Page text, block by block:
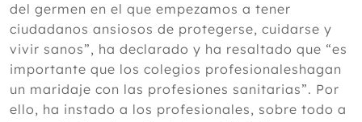
del germen en el que empezamos a tener
ciudadanos ansiosos de protegerse, cuidarse y
vivir sanos”, ha declarado y ha resaltado que “es
importante que los colegios profesionaleshagan
un maridaje con las profesiones sanitarias”. Por
ello, ha instado a los profesionales, sobre todo a